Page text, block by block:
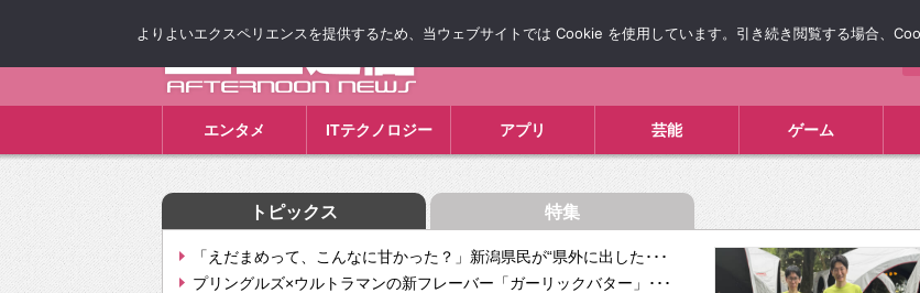
エンタメ ITテクノロジー アプリ 芸能 ゲーム
トピックス 特集
「えだまめって、こんなに甘かった？」新潟県民が“県外に出した･･･
プリングルズ×ウルトラマンの新フレーバー「ガーリックバター」･･･
よりよいエクスペリエンスを提供するため、当ウェブサイトでは Cookie を使用しています。引き続き閲覧する場合、